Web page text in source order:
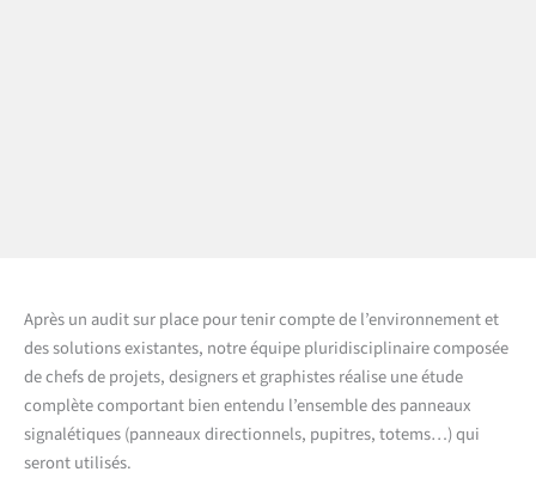
Après un audit sur place pour tenir compte de l’environnement et
des solutions existantes, notre équipe pluridisciplinaire composée
de chefs de projets, designers et graphistes réalise une étude
complète comportant bien entendu l’ensemble des panneaux
signalétiques (panneaux directionnels, pupitres, totems…) qui
seront utilisés.